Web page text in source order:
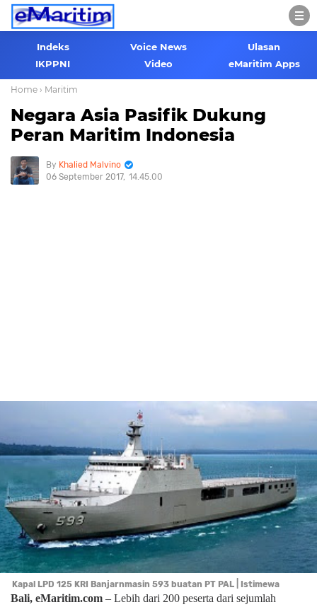
Indeks Voice News
Ulasan
IKPPNI
Video eMaritim Apps
Home › Maritim
Negara Asia Pasifik Dukung
Peran Maritim Indonesia
Khalied Malvino
06 September 2017 14.45.00
Kapal LPD 125 KRI Banjarnmasin 593 buatan PT PAL | Istimewa
Bali, eMaritim.com – Lebih dari 200 peserta dari sejumlah